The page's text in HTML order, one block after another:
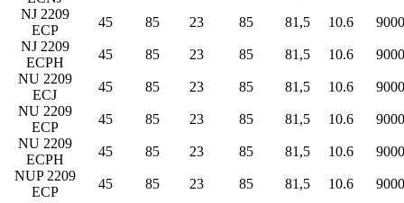
NJ 2209
ECP
45 85 23 85 81,5 10.6
9000
NJ 2209
ECPH
45 85 23 85 81,5 10.6
9000
NU 2209
ECJ
45 85 23 85 81,5 10.6
9000
NU 2209
ECP
45 85 23 85 81,5 10.6
9000
NU 2209
ECPH
45 85 23 85 81,5 10.6
9000
NUP 2209
ECP
45 85 23 85 81,5 10.6
9000